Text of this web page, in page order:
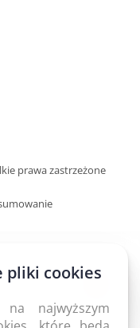
prawa zastrzeżone
pliki cookies
najwyższym